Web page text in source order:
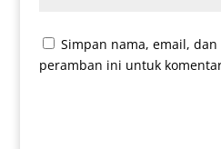
Simpan nama, email,
peramban ini untuk